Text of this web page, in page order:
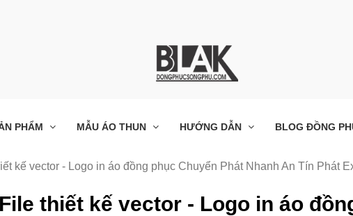
File thiết kế vector - Logo in áo
PHẨM MẪU ÁO THUN HƯỚNG DẪN BLOG ĐỒNG
kế vector - Logo in áo đồng phục Chuyển Phát Nhanh An Tín Phát